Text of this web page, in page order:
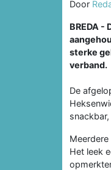
Door
BREDA
sterke
verband.
De
Het leek